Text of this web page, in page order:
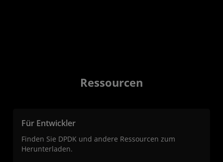
Ressourcen
Für Entwickler
Finden Sie DPDK und andere Ressourcen zum
Herunterladen.